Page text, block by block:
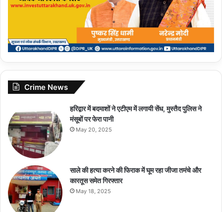
Crime News
हरिद्वार में बदमाशों ने एटीएम में लगायी सेंध, मुस्तैद पुलिस ने
मंसूबों पर फेरा पानी
May 20, 2025
साले की हत्या करने की फिराक में घूम रहा जीजा तमंचे और
कारतूस समेत गिरफ्तार
May 18, 2025